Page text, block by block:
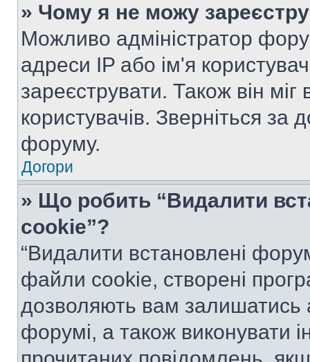
» Чому я не можу
Можливо адміністратор
адреси IP або ім'я
зареєструвати. Також він
користувачів. Зверніться за
форуму.
Догори
» Що робить “Видалити
cookie”?
“Видалити встановлені
файли cookie, створені
дозволяють вам залишатись
форумі, а також виконувати